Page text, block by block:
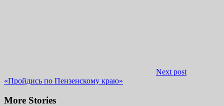
Next post
«Пройдись по Пензенскому краю»
More Stories